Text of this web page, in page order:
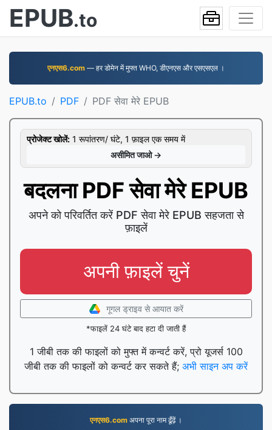
EPUB.to
एनएस6.com — हर डोमेन में मुफ्त WHO, डीएनएस और एसएसएल ।
EPUB.to PDF PDF सेवा मेरे EPUB
प्रोजेक्ट खोलें: 1 रूपांतरण/ घंटे, 1 फ़ाइल एक समय में
असीमित जाओ →
बदलना PDF सेवा मेरे EPUB
अपने को परिवर्तित करें PDF सेवा मेरे EPUB सहजता से
फ़ाइलें
अपनी फ़ाइलें चुनें
गूगल ड्राइव से आयात करें
*फाइलें 24 घंटे बाद हटा दी जाती हैं
1 जीबी तक की फाइलों को मुफ्त में कन्वर्ट करें, प्रो यूजर्स 100
जीबी तक की फाइलों को कन्वर्ट कर सकते हैं; अभी साइन अप करें
एनएस6.com अपना पूरा नाम ढूँढ़ें ।